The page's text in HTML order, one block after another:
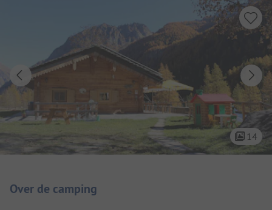
14
Over de camping